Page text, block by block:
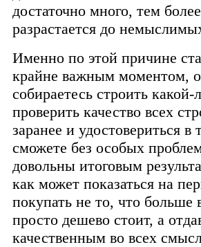
достаточно много, тем
разрастается до
Именно по этой причине
крайне важным моментом,
собираетесь строить
проверить качество всех
заранее и удостовериться
сможете без особых
довольны итоговым
как может показаться на
покупать не то, что больше
просто дешево стоит, а
качественным во всех